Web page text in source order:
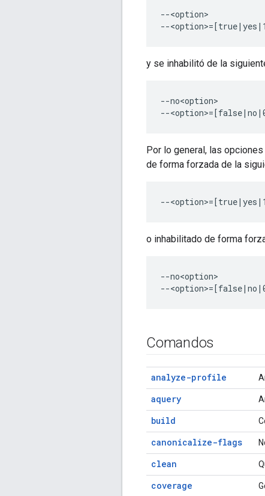
--<option>
y se inhabilitó de la
--no<option>
Por lo general, las
de forma forzada de la
o inhabilitado de forma
--no<option>
Comandos
analyze-profile
aquery
build
canonicalize-flags
clean
coverage